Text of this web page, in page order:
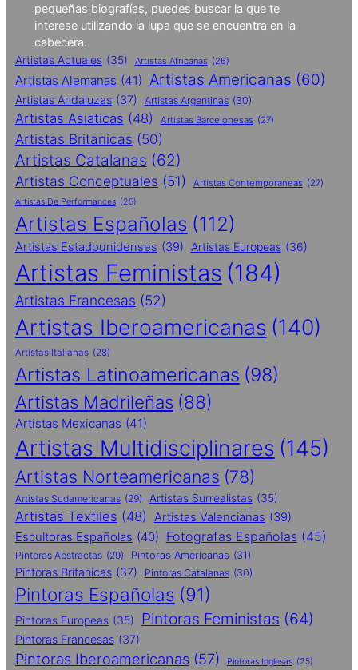
pequeñas biografías, puedes buscar la que te
interese utilizando la lupa que se encuentra en la
cabecera.
Artistas Actuales (35) Artistas Africanas (26)
Artistas Alemanas (41) Artistas Americanas (60)
Artistas Andaluzas (37) Artistas Argentinas (30)
Artistas Asiaticas (48) Artistas Barcelonesas (27)
Artistas Britanicas (50)
Artistas Catalanas (62)
Artistas Conceptuales (51) Artistas Contemporaneas (27)
Artistas De Performances (25)
Artistas Españolas (112)
Artistas Estadounidenses (39) Artistas Europeas (36)
Artistas Feministas (184)
Artistas Francesas (52)
Artistas Iberoamericanas (140)
Artistas Italianas (28)
Artistas Latinoamericanas (98)
Artistas Madrileñas (88)
Artistas Mexicanas (41)
Artistas Multidisciplinares (145)
Artistas Norteamericanas (78)
Artistas Sudamericanas (29) Artistas Surrealistas (35)
Artistas Textiles (48) Artistas Valencianas (39)
Escultoras Españolas (40) Fotografas Españolas (45)
Pintoras Abstractas (29) Pintoras Americanas (31)
Pintoras Britanicas (37) Pintoras Catalanas (30)
Pintoras Españolas (91)
Pintoras Europeas (35) Pintoras Feministas (64)
Pintoras Francesas (37)
Pintoras Iberoamericanas (57) Pintoras Inglesas (25)